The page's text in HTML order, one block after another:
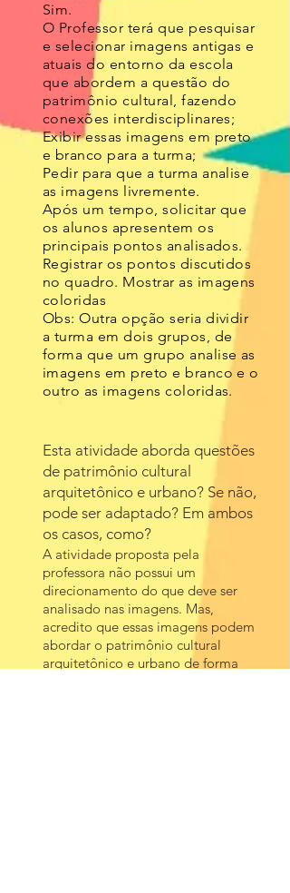
Sim.
O Professor terá que pesquisar
e selecionar imagens antigas e
atuais do entorno da escola
que abordem a questão do
patrimônio cultural, fazendo
conexões interdisciplinares;
Exibir essas imagens em preto
e branco para a turma;
Pedir para que a turma analise
as imagens livremente.
Após um tempo, solicitar que
os alunos apresentem os
principais pontos analisados.
Registrar os pontos discutidos
no quadro. Mostrar as imagens
coloridas
Obs: Outra opção seria dividir
a turma em dois grupos, de
forma que um grupo analise as
imagens em preto e branco e o
outro as imagens coloridas.
Esta atividade aborda questões
de patrimônio cultural
arquitetônico e urbano? Se não,
pode ser adaptado? Em ambos
os casos, como?
A atividade proposta pela
professora não possui um
direcionamento do que deve ser
analisado nas imagens. Mas,
acredito que essas imagens podem
abordar o patrimônio cultural
arquitetônico e urbano de forma